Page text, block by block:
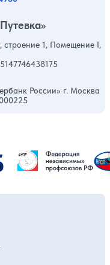
строение 1, Помещение I,
России» г. Москва